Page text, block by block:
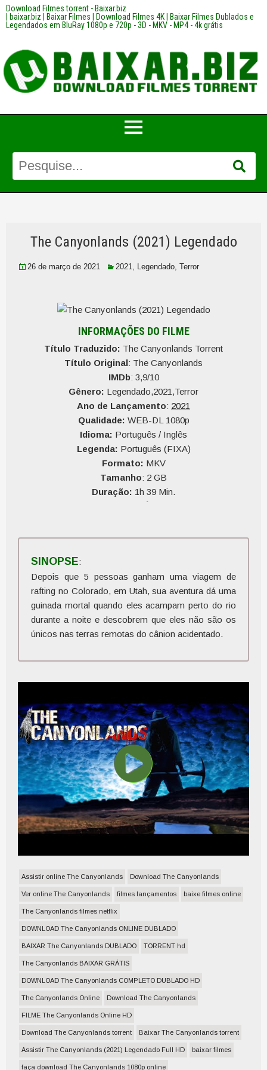
Download Filmes torrent - Baixar.biz
| baixar.biz | Baixar Filmes | Download Filmes 4K | Baixar Filmes Dublados e
Legendados em BluRay 1080p e 720p - 3D - MKV - MP4 - 4k grátis
The Canyonlands (2021) Legendado
26 de março de 2021 2021, Legendado, Terror
INFORMAÇÕES DO FILME
Título Traduzido: The Canyonlands Torrent
Título Original: The Canyonlands
IMDb: 3,9/10
Gênero: Legendado,2021,Terror
Ano de Lançamento: 2021
Qualidade: WEB-DL 1080p
Idioma: Português / Inglês
Legenda: Português (FIXA)
Formato: MKV
Tamanho: 2 GB
Duração: 1h 39 Min.
SINOPSE:
Depois que 5 pessoas ganham uma viagem de
rafting no Colorado, em Utah, sua aventura dá uma
guinada mortal quando eles acampam perto do rio
durante a noite e descobrem que eles não são os
únicos nas terras remotas do cânion acidentado.
Assistir online The Canyonlands Download The Canyonlands
Ver online The Canyonlands filmes lançamentos baixe filmes online
The Canyonlands filmes netflix
DOWNLOAD The Canyonlands ONLINE DUBLADO
BAIXAR The Canyonlands DUBLADO TORRENT hd
The Canyonlands BAIXAR GRÁTIS
DOWNLOAD The Canyonlands COMPLETO DUBLADO HD
The Canyonlands Online Download The Canyonlands
FILME The Canyonlands Online HD
Download The Canyonlands torrent Baixar The Canyonlands torrent
Assistir The Canyonlands (2021) Legendado Full HD baixar filmes
faça download The Canyonlands 1080p online